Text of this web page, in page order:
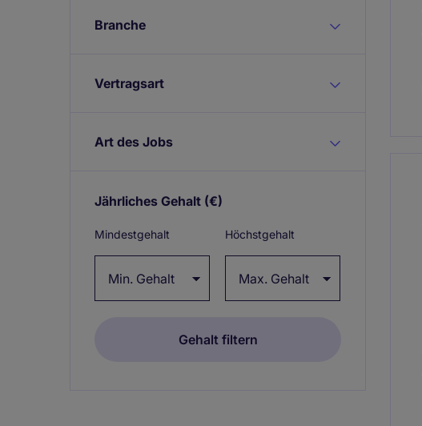
Branche
Vertragsart
Art des Jobs
Jährliches Gehalt (€)
Mindestgehalt Höchstgehalt